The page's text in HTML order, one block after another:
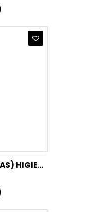
BREF WC BLUE ACTIV APARATO(BOLAS) HIGIENE CLORO TRIPL